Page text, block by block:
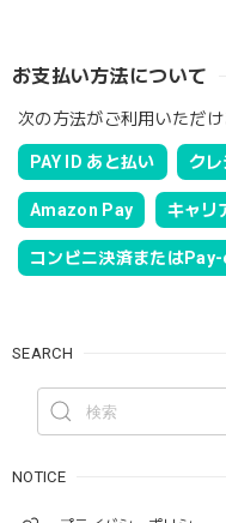
お支払い方法について
次の方法がご利用いただけ
PAY ID あと払い ク
Amazon Pay キャリ
コンビニ決済または
SEARCH
NOTICE